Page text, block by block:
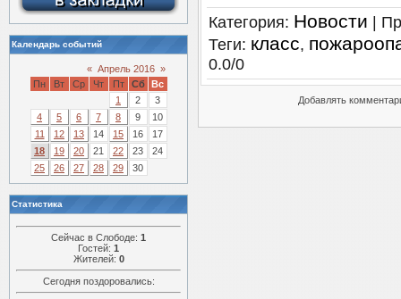
Календарь событий
« Апрель 2016 »
Пн
Вт Ср Чт Пт Сб
Вс
1
2
3
4
5 6 7 8 9
10
11
12 13 14 15 16
17
18
19 20 21 22 23
24
25
26 27 28 29 30
Статистика
Сейчас в Слободе: 1
Гостей: 1
Жителей: 0
Сегодня поздоровались:
Категория: Новости
Теги: класс,
0.0/0
Добавлять